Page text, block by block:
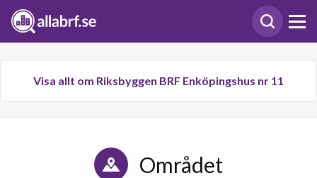
Visa allt om Riksbyggen BRF Enköpingshus nr 11
Området